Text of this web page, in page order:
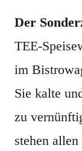
Der
TEE-
im
Sie kalte
zu
stehen